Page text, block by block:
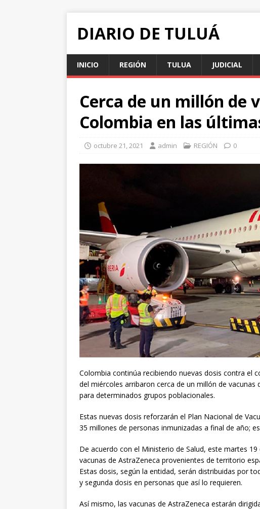
DIARIO DE TULUÁ
INICIO REGIÓN TULUA JUDICIAL
Cerca de un millón de
Colombia en las
octubre 21, 2021 admin REGIÓN 0
Colombia continúa recibiendo nuevas dosis contra el
del miércoles arribaron cerca de un millón de
para determinados grupos poblacionales.
Estas nuevas dosis reforzarán el Plan Nacional de
35 millones de personas inmunizadas a final de año;
De acuerdo con el Ministerio de Salud, este martes
vacunas de AstraZeneca provenientes de territorio
Estas dosis, según la entidad, serán distribuidas por
y segunda dosis en personas que así lo requieren.
Así mismo, las vacunas de AstraZeneca estarán